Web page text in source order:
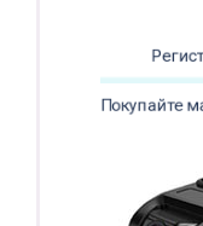
Покупайте